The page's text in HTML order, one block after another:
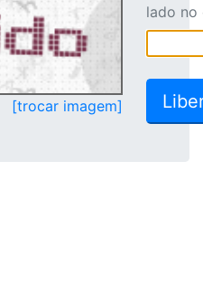
[trocar imagem]
lado no